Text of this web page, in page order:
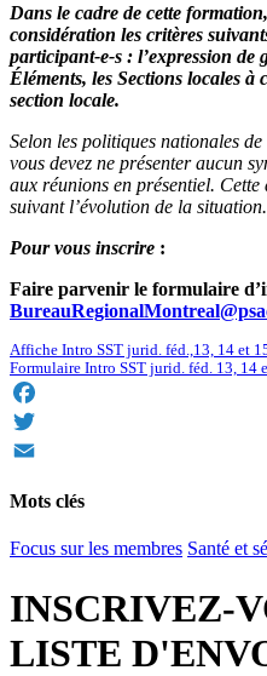
Dans le cadre de cette
considération les critères
participant-e-s : l’expression de
Éléments, les Sections locales
section locale.
Selon les politiques nationales
vous devez ne présenter aucun
aux réunions en présentiel.
suivant l’évolution de la situation.
Pour vous inscrire :
Faire parvenir le formulaire
Affiche Intro SST jurid. féd.,13, 14 et
Formulaire Intro SST jurid. féd. 13, 14
Facebook
Twitter
Mots clés
Focus sur les membres Santé et
INSCRIVEZ-
LISTE